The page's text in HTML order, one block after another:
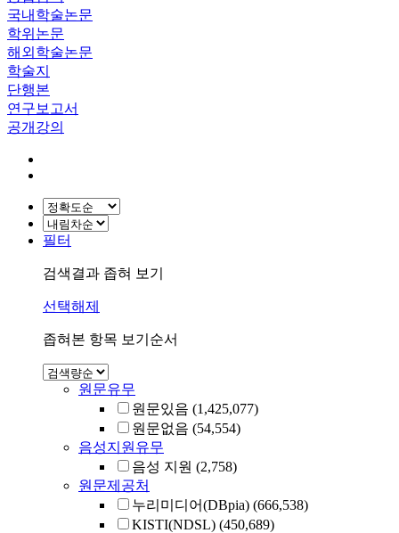
국내학술논문
학위논문
해외학술논문
학술지
단행본
연구보고서
공개강의
필터
검색결과 좁혀 보기
선택해제
좁혀본 항목 보기순서
원문유무
원문있음 (1,425,077)
원문없음 (54,554)
음성지원유무
음성 지원 (2,758)
원문제공처
누리미디어(DBpia) (666,538)
KISTI(NDSL) (450,689)